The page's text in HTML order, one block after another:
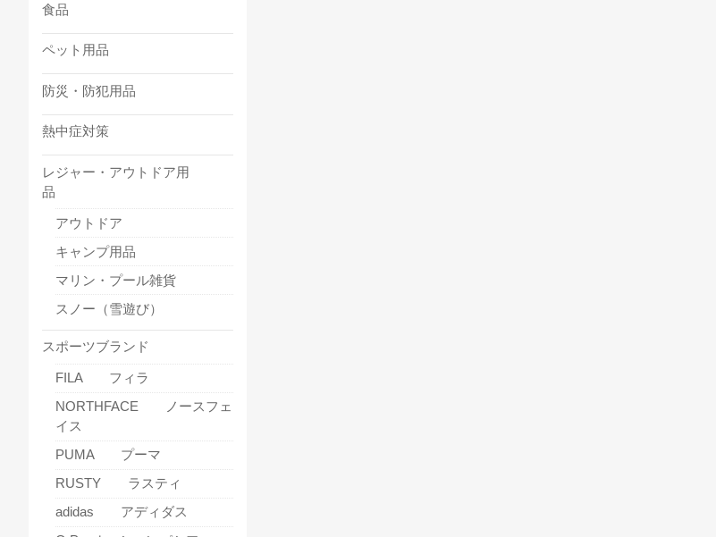
食品
ペット用品
防災・防犯用品
熱中症対策
レジャー・アウトドア用
品
アウトドア
キャンプ用品
マリン・プール雑貨
スノー（雪遊び）
スポーツブランド
FILA フィラ
NORTHFACE ノースフェ
イス
PUMA プーマ
RUSTY ラスティ
adidas アディダス